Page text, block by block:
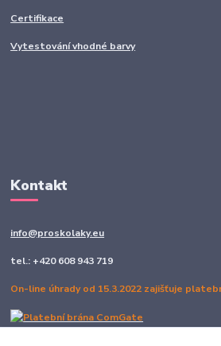
Certifikace
Vytestování vhodné barvy
Kontakt
info@proskolaky.eu
tel.: +420 608 943 719
On-line úhrady od 15.3.2022 zajišťuje